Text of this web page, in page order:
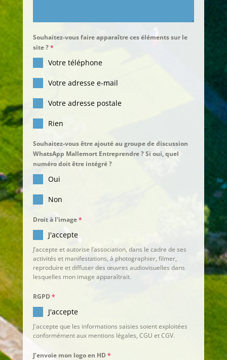
Souhaitez-vous faire apparaître ces éléments sur le
site ?*
Votre téléphone
Votre adresse e-mail
Votre adresse postale
Rien
Souhaitez-vous être ajouté au groupe de discussion
WhatsApp Mallemort Entreprendre ? Si oui, quel
numéro doit être intégré ?
Oui
Non
Droit à l'image*
J'accepte
J’accepte et autorise l’association, dans le cadre de ses
activités et manifestations, à photographier, filmer,
reproduire et diffuser des œuvres audiovisuelles dans
lesquelles mon image apparaîtrait.
RGPD *
J'accepte
J'accepte que les informations saisies soient exploitées
conformément aux mentions légales, CGU et CGV.
J’envoie mon logo en HD *